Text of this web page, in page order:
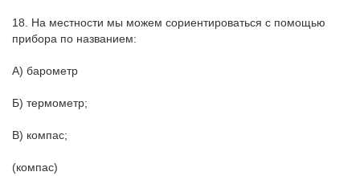
18. На местности мы можем сориентироваться с помощью
прибора по названием:
А) барометр
Б) термометр;
В) компас;
(компас)